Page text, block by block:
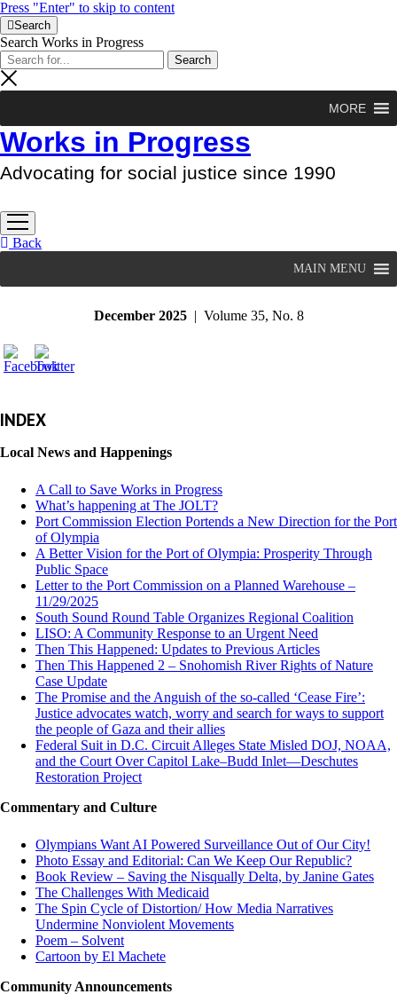
Press "Enter" to skip to content
Search
Search Works in Progress
MORE
Works in Progress
Advocating for social justice since 1990
open
menu
Back
MAIN MENU
December 2025 | Volume 35, No. 8
INDEX
Local News and Happenings
A Call to Save Works in Progress
What’s happening at The JOLT?
Port Commission Election Portends a New Direction for the Port
of Olympia
A Better Vision for the Port of Olympia: Prosperity Through
Public Space
Letter to the Port Commission on a Planned Warehouse –
11/29/2025
South Sound Round Table Organizes Regional Coalition
LISO: A Community Response to an Urgent Need
Then This Happened: Updates to Previous Articles
Then This Happened 2 – Snohomish River Rights of Nature
Case Update
The Promise and the Anguish of the so-called ‘Cease Fire’:
Justice advocates watch, worry and search for ways to support
the people of Gaza and their allies
Federal Suit in D.C. Circuit Alleges State Misled DOJ, NOAA,
and the Court Over Capitol Lake–Budd Inlet—Deschutes
Restoration Project
Commentary and Culture
Olympians Want AI Powered Surveillance Out of Our City!
Photo Essay and Editorial: Can We Keep Our Republic?
Book Review – Saving the Nisqually Delta, by Janine Gates
The Challenges With Medicaid
The Spin Cycle of Distortion/ How Media Narratives
Undermine Nonviolent Movements
Poem – Solvent
Cartoon by El Machete
Community Announcements